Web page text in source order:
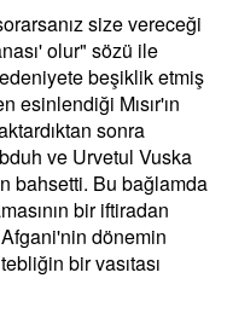
size vereceği
olur" sözü ile
beşiklik etmiş
esinlendiği Mısır'ın
sonra
ve Urvetul Vuska
bahsetti. Bu bağlamda
bir iftiradan
dönemin
bir vasıtası